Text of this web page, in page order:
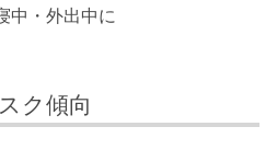
中・外出中に
ク傾向